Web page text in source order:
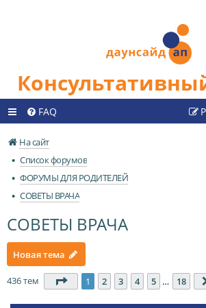
FAQ
На сайт
Список форумов
ФОРУМЫ ДЛЯ РОДИТЕЛЕЙ
СОВЕТЫ ВРАЧА
СОВЕТЫ ВРАЧА
Новая тема
436 тем Страница 1из 18
1 2 3 4 5 … 18